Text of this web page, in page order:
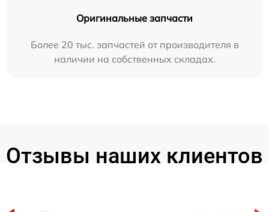
Оригинальные запчасти
Более 20 тыс. запчастей от производителя в
наличии на собственных складах.
Отзывы наших клиентов